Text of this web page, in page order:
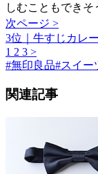
しむこともできそ
次ページ >
3位｜牛すじカレー
1 2 3 >
#無印良品#スイー
関連記事